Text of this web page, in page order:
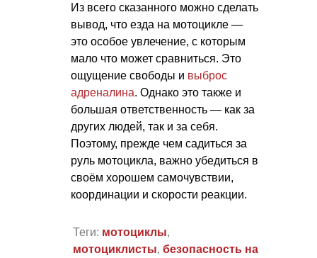
Из всего сказанного можно сделать
вывод, что езда на мотоцикле —
это особое увлечение, с которым
мало что может сравниться. Это
ощущение свободы и выброс
адреналина. Однако это также и
большая ответственность — как за
других людей, так и за себя.
Поэтому, прежде чем садиться за
руль мотоцикла, важно убедиться в
своём хорошем самочувствии,
координации и скорости реакции.
Теги: мотоциклы,
мотоциклисты, безопасность на